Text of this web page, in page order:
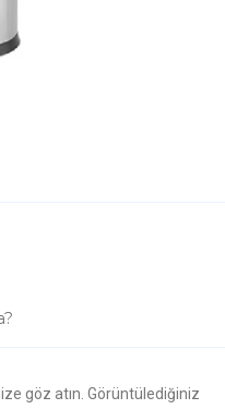
göz atın. Görüntülediğiniz